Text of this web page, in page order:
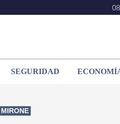
SEGURIDAD